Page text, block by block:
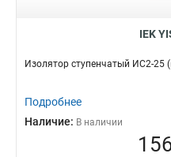
ИС2-25 2
IEK
Изолятор ступенчатый ИС2-
Подробнее
Наличие: В наличии